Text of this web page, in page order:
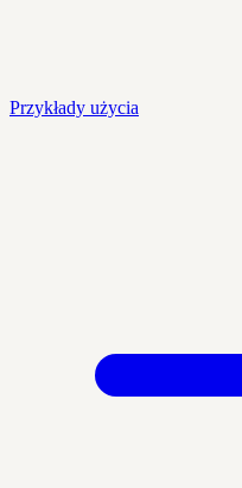
Przykłady użycia